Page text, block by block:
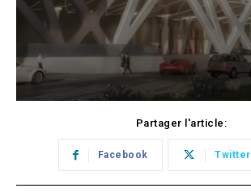
Partager l'article:
Facebook Twitter